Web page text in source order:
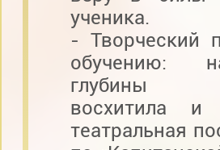
ученика.
- Творческий
обучению:
глубины
восхитила и
театральная